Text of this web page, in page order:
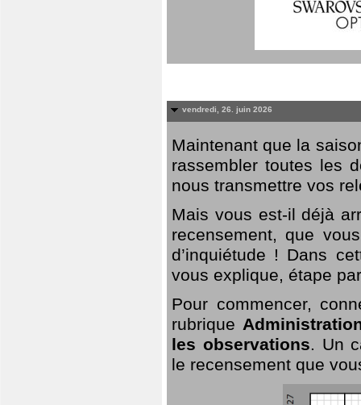
vendredi, 26. juin 2026
Maintenant que la
rassembler toutes les
nous transmettre vos
Mais vous est-il déjà
recensement, que
d’inquiétude ! Dans
vous explique, étape
Pour commencer,
rubrique
les observations. Un
le recensement que